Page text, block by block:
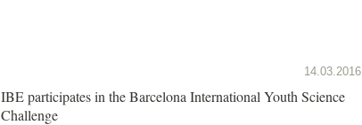
14.03.2016
IBE participates in the Barcelona International Youth Science
Challenge